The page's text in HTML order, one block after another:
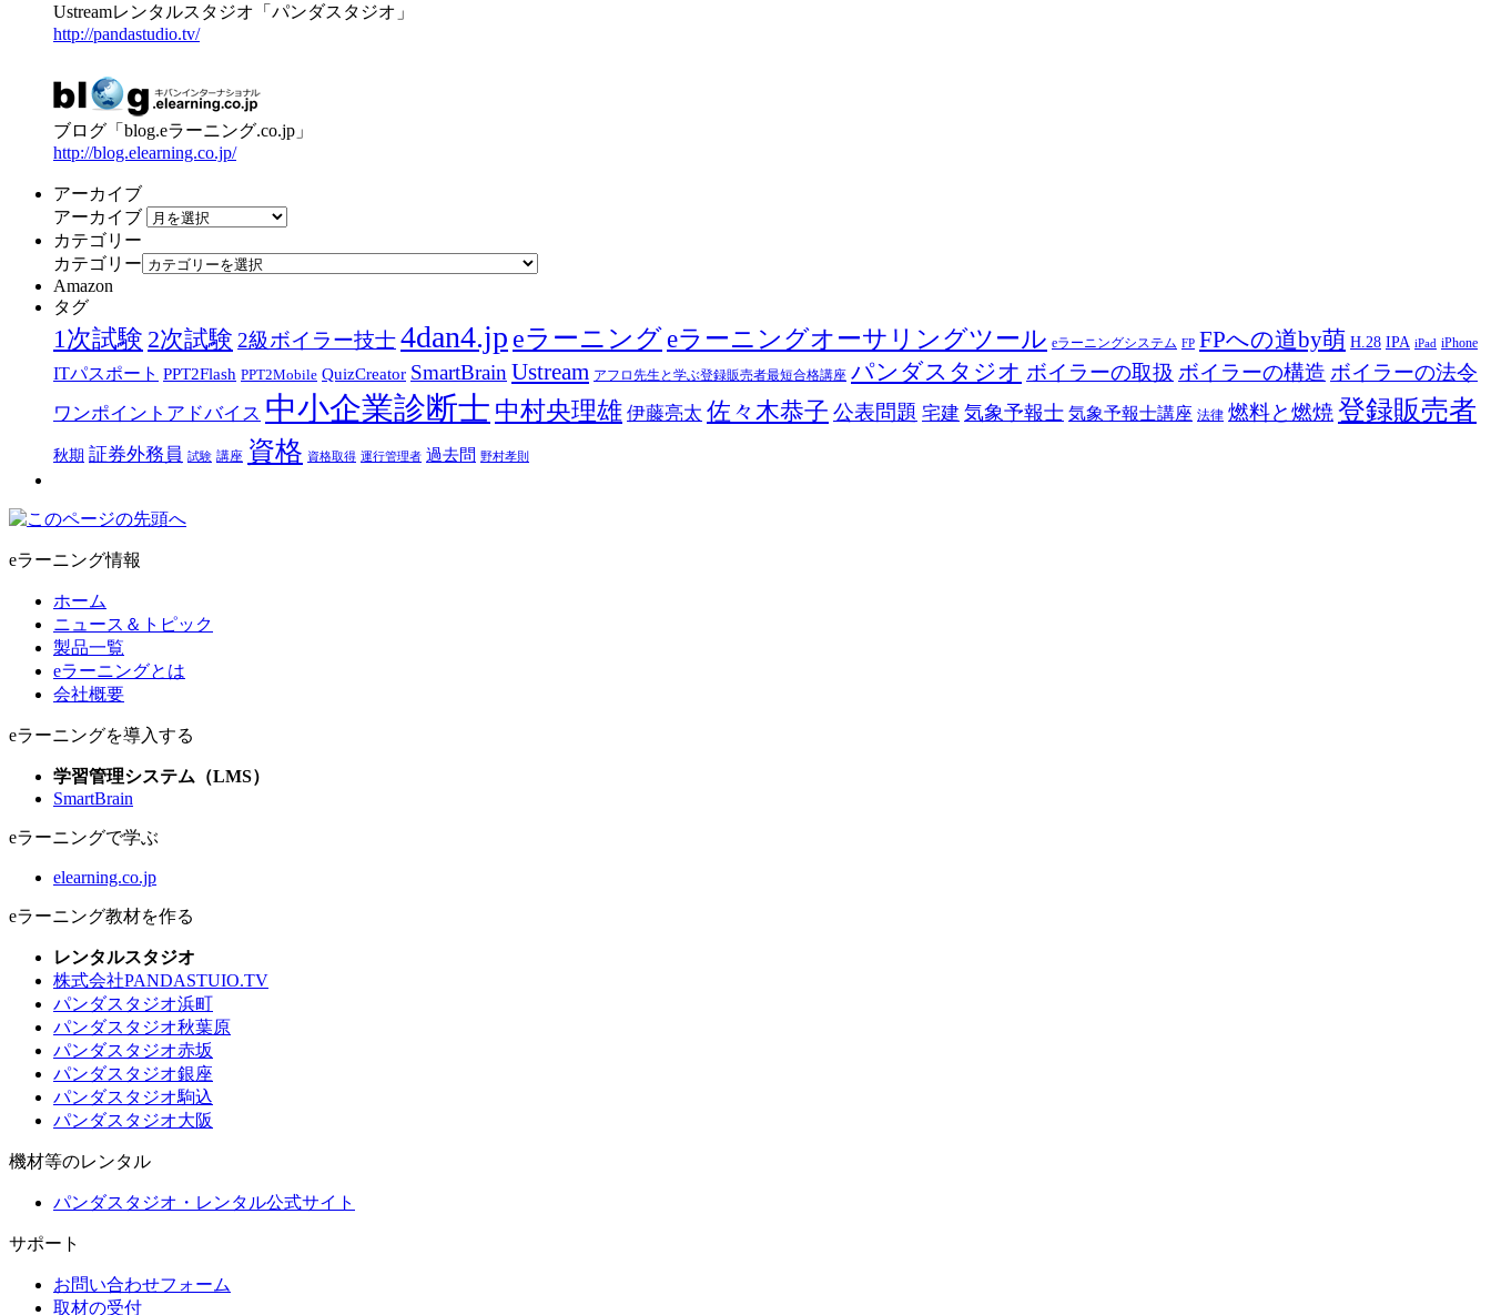
Ustreamレンタルスタジオ「パンダスタジオ」
http://pandastudio.tv/
ブログ「blog.eラーニング.co.jp」
http://blog.elearning.co.jp/
アーカイブ
アーカイブ
カテゴリー
カテゴリー
Amazon
タグ
1次試験 2次試験 2級ボイラー技士4dan4.jp eラーニング eラーニングオーサリングツール eラーニングシステム FP FPへの道by萌 H.28 IPA iPad iPhone
ITパスポート PPT2Flash PPT2Mobile QuizCreator SmartBrain Ustream アフロ先生と学ぶ登録販売者最短合格講座 パンダスタジオ ボイラーの取扱 ボイラーの構造 ボイラーの法令
ワンポイントアドバイス 中小企業診断士 中村央理雄 伊藤亮太 佐々木恭子 公表問題 宅建 気象予報士 気象予報士講座 法律 燃料と燃焼 登録販売者
秋期 証券外務員 試験 講座 資格 資格取得 運行管理者 過去問 野村孝則
eラーニング情報
ホーム
ニュース＆トピック
製品一覧
eラーニングとは
会社概要
eラーニングを導入する
学習管理システム（LMS）
SmartBrain
eラーニングで学ぶ
elearning.co.jp
eラーニング教材を作る
レンタルスタジオ
株式会社PANDASTUIO.TV
パンダスタジオ浜町
パンダスタジオ秋葉原
パンダスタジオ赤坂
パンダスタジオ銀座
パンダスタジオ駒込
パンダスタジオ大阪
機材等のレンタル
パンダスタジオ・レンタル公式サイト
サポート
お問い合わせフォーム
取材の受付